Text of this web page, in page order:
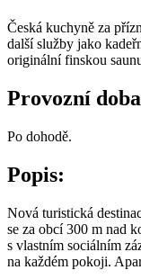
Česká kuchyně za
další služby jako
originální finskou
Provozní
Po dohodě.
Popis:
Nová turistická
se za obcí 300 m nad
s vlastním sociálním
na každém pokoji.